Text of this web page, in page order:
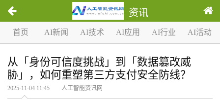
资讯
首页 AI新闻 AI技术 AI应用 AI行业 AI活动
从「身份可信度挑战」到「数据篡改威
胁」，如何重塑第三方支付安全防线？
2025-11-04 11:45 人工智能资讯网